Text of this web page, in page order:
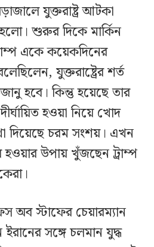
যুক্তরাষ্ট্র আটকা
শুরুর দিকে মার্কিন
একে কয়েকদিনের
যুক্তরাষ্ট্রের শর্ত
হবে। কিন্তু হয়েছে তার
হওয়া নিয়ে খোদ
দিয়েছে চরম সংশয়। এখন
উপায় খুঁজছেন ট্রাম্প
অব স্টাফের চেয়ারম্যান
সঙ্গে চলমান যুদ্ধ